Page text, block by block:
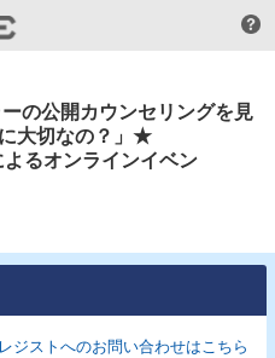
の公開カウンセリングを見
大切なの？」★
るオンラインイベン
ジストへのお問い合わせはこちら